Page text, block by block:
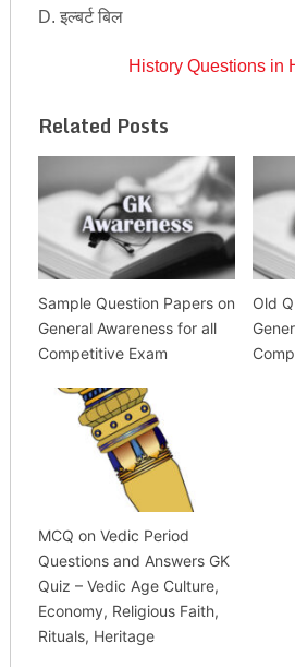
D. इल्बर्ट बिल
History Questions in
Related Posts
Sample Question Papers on
General Awareness for all
Competitive Exam
Old
MCQ on Vedic Period
Questions and Answers GK
Quiz – Vedic Age Culture,
Economy, Religious Faith,
Rituals, Heritage